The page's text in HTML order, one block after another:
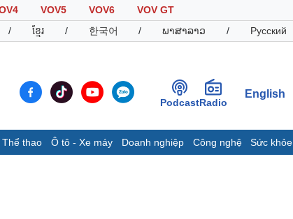
VOV5 VOV6
VOV GT
/ ខ្មែរ / 한국어 / ພາສາລາວ / Русский
PodcastRadio
English
Thể thao Ô tô - Xe máy Doanh nghiệp Công nghệ Sức khỏe